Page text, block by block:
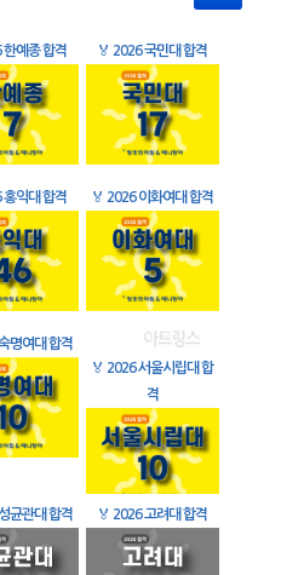
한예종 합격 🏅 2026 국민대 합격
홍익대 합격 🏅 2026 이화여대 합격
명여대 합격
🏅 2026 서울시립대 합
격
균관대 합격 🏅 2026 고려대 합격